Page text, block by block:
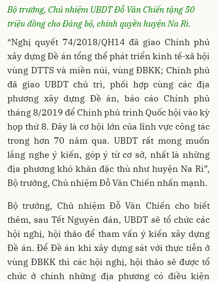
Bộ trưởng, Chủ nhiệm UBDT Đỗ Văn Chiến tặng 50
triệu đồng cho Đảng bộ, chính quyền huyện Na Rì.
“Nghị quyết 74/2018/QH14 đã giao Chính phủ
xây dựng Đề án tổng thể phát triển kinh tế-xã hội
vùng DTTS và miền núi, vùng ĐBKK; Chính phủ
đã giao UBDT chủ trì, phối hợp cùng các địa
phương xây dựng Đề án, báo cáo Chính phủ
tháng 8/2019 để Chính phủ trình Quốc hội vào kỳ
họp thứ 8. Đây là cơ hội lớn của lĩnh vực công tác
trong hơn 70 năm qua. UBDT rất mong muốn
lắng nghe ý kiến, góp ý từ cơ sở, nhất là những
địa phương khó khăn đặc thù như huyện Na Rì”,
Bộ trưởng, Chủ nhiệm Đỗ Văn Chiến nhấn mạnh.
Bộ trưởng, Chủ nhiệm Đỗ Văn Chiến cho biết
thêm, sau Tết Nguyên đán, UBDT sẽ tổ chức các
hội nghị, hội thảo để tham vấn ý kiến xây dựng
Đề án. Để Đề án khi xây dựng sát với thực tiễn ở
vùng ĐBKK thì các hội nghị, hội thảo sẽ được tổ
chức ở chính những địa phương có điều kiện